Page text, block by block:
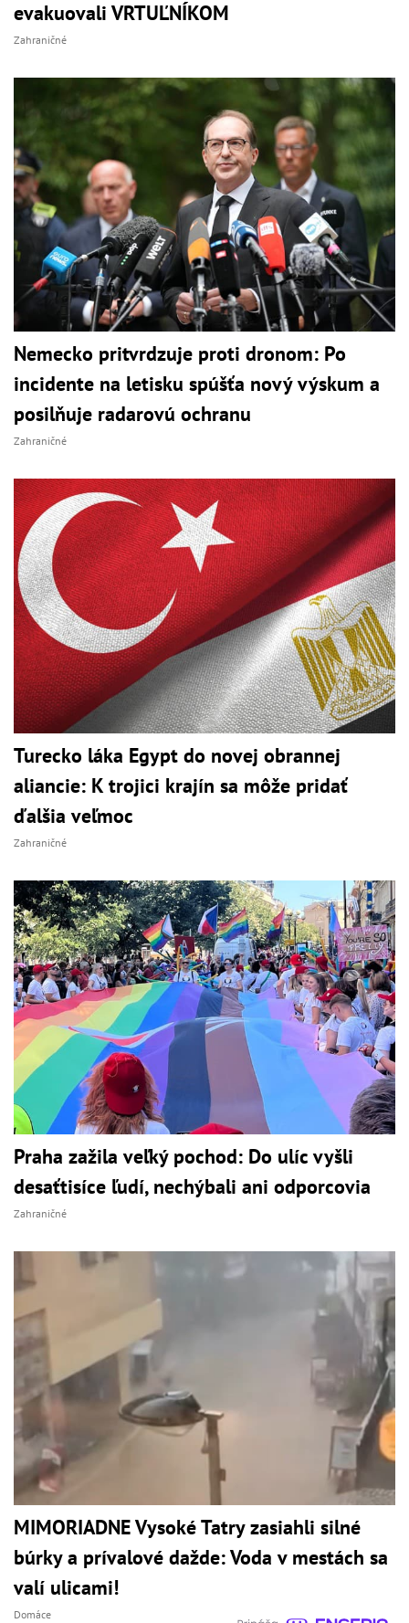
evakuovali VRTUĽNÍKOM
Zahraničné
Nemecko pritvrdzuje proti dronom: Po
incidente na letisku spúšťa nový výskum a
posilňuje radarovú ochranu
Zahraničné
Turecko láka Egypt do novej obrannej
aliancie: K trojici krajín sa môže pridať
ďalšia veľmoc
Zahraničné
Praha zažila veľký pochod: Do ulíc vyšli
desaťtisíce ľudí, nechýbali ani odporcovia
Zahraničné
MIMORIADNE Vysoké Tatry zasiahli silné
búrky a prívalové dažde: Voda v mestách sa
valí ulicami!
Domáce